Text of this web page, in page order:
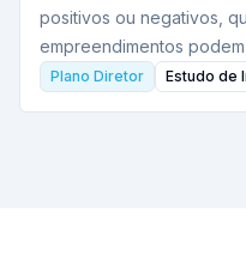
positivos ou negativos,
empreendimentos
Plano Diretor Estudo de